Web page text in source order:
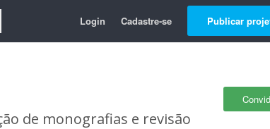
Login Cadastre-se Publicar
de monografias e revisão